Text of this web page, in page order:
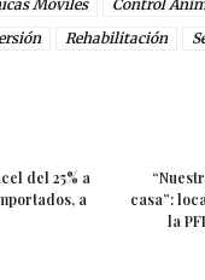
Móviles
Control
Rehabilitación
del 25% a
a
casa”:
la